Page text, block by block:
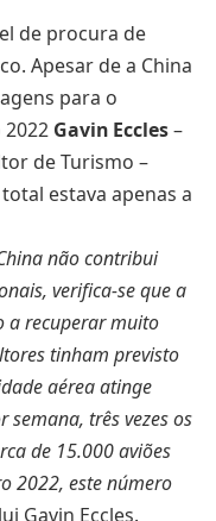
de procura de
Apesar de a China
para o
Gavin Eccles–
de Turismo –
estava apenas a
não contribui
verifica-se que a
a recuperar muito
tinham previsto
aérea atinge
semana, três vezes os
de 15.000 aviões
2022, este número
Gavin Eccles.